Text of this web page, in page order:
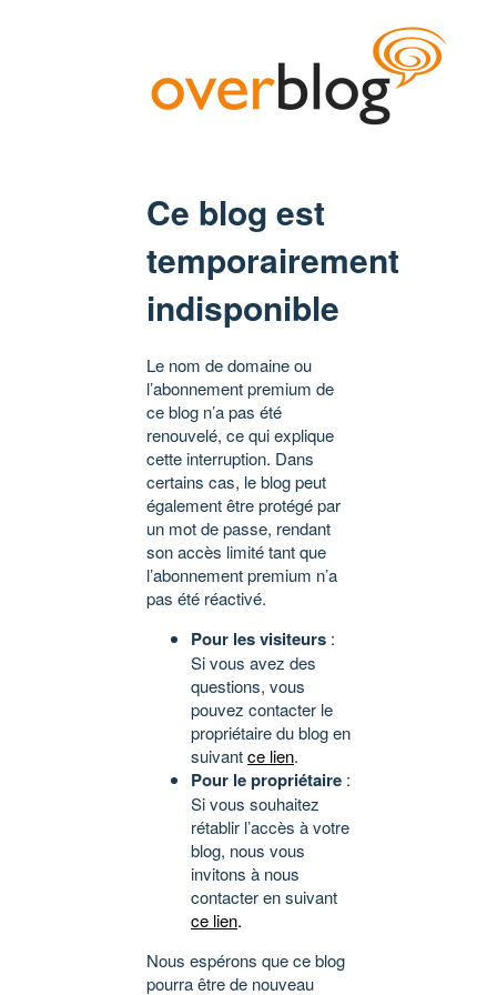
Ce blog est
temporairement
indisponible
Le nom de domaine ou
l’abonnement premium de
ce blog n’a pas été
renouvelé, ce qui explique
cette interruption. Dans
certains cas, le blog peut
également être protégé par
un mot de passe, rendant
son accès limité tant que
l’abonnement premium n’a
pas été réactivé.
Pour les visiteurs :
Si vous avez des
questions, vous
pouvez contacter le
propriétaire du blog en
suivantce lien.
Pour le propriétaire :
Si vous souhaitez
rétablir l’accès à votre
blog, nous vous
invitons à nous
contacter en suivant
ce lien.
Nous espérons que ce blog
pourra être de nouveau